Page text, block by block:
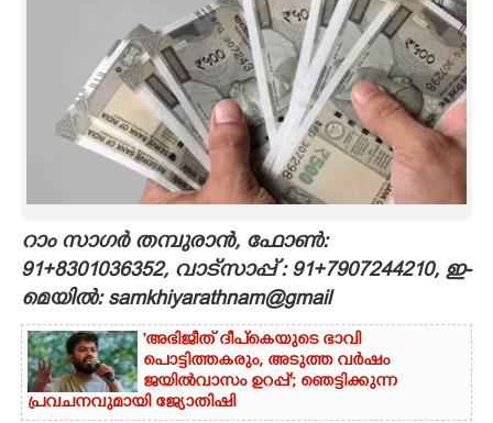
ART
CARTOONS
LITERATURE
ZOOM
റാം സാഗർ തമ്പുരാൻ, ഫോൺ:
91+8301036352, വാട്സാപ്പ് : 91+7907244210, ഇ-
മെയിൽ: samkhiyarathnam@gmail
'അഭിജീത് ദീപ്‌കെയുടെ ഭാവി
പൊട്ടിത്തകരും, അടുത്ത വർഷം
ജയിൽവാസം ഉറപ്പ്'; ഞെട്ടിക്കുന്ന
പ്രവചനവുമായി ജ്യോതിഷി